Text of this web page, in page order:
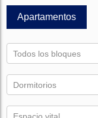
Apartamentos
Todos los bloques
Dormitorios
Espacio vital